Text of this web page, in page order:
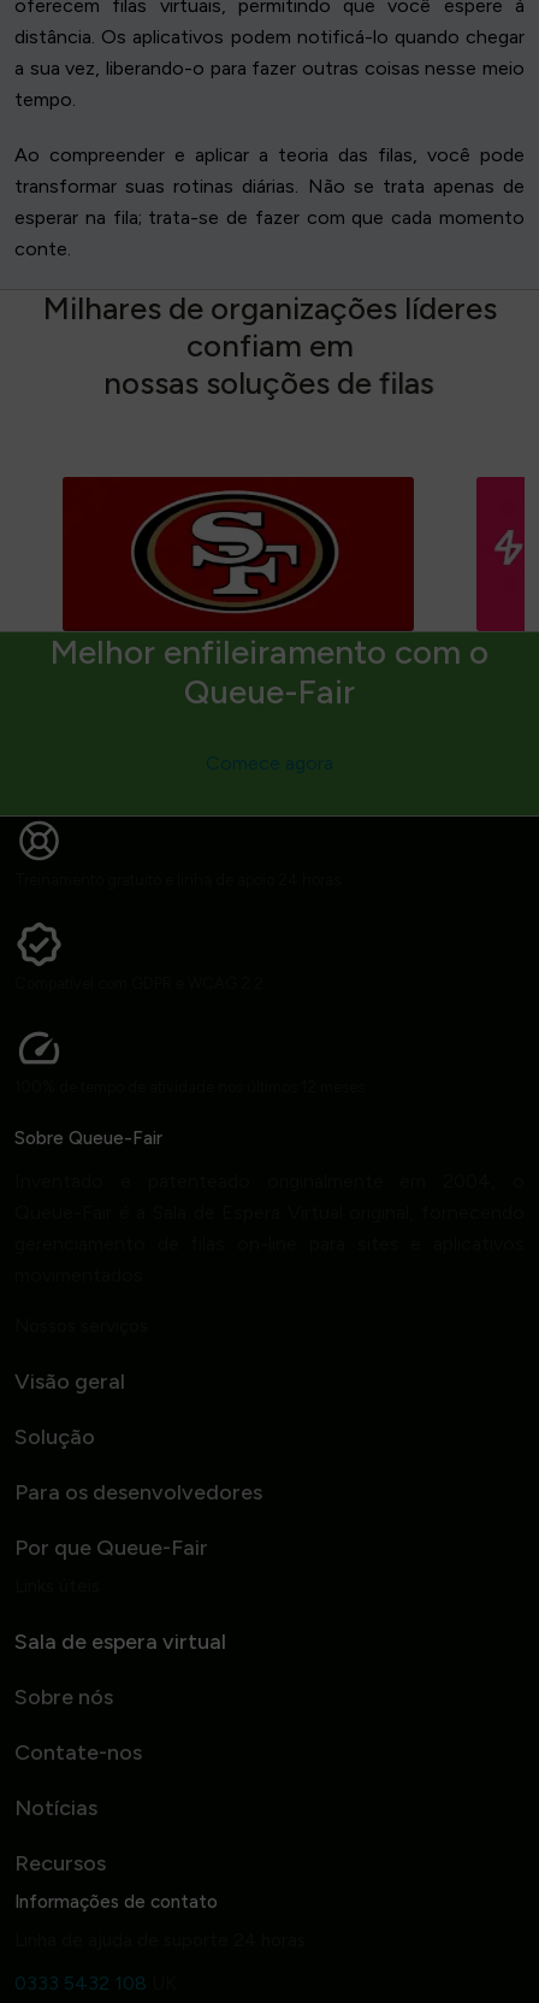
oferecem filas virtuais, permitindo que você espere à
distância. Os aplicativos podem notificá-lo quando chegar
a sua vez, liberando-o para fazer outras coisas nesse meio
tempo.
Ao compreender e aplicar a teoria das filas, você pode
transformar suas rotinas diárias. Não se trata apenas de
esperar na fila; trata-se de fazer com que cada momento
conte.
Milhares de organizações líderes
confiam em
nossas soluções de filas
Melhor enfileiramento com o
Queue-Fair
Sobre Queue-Fair
Visão geral
Solução
Para os desenvolvedores
Por que Queue-Fair
Sala de espera virtual
Sobre nós
Contate-nos
Notícias
Recursos
Informações de contato
0333 5432 108